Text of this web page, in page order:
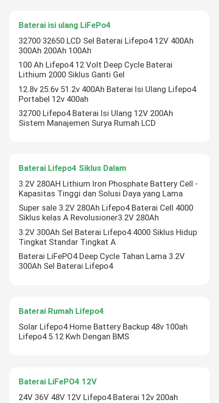
Baterai RV Lifepo4
Baterai isi ulang LiFePo4
Baterai Lifepo4 Siklus Dalam
Baterai isi ulang LiFePo4
32700 32650 LCD Sel Baterai Lifepo4 12V 400Ah
300Ah 200Ah 100Ah
100 Ah Lifepo4 12 Volt Deep Cycle Baterai
Lithium 2000 Siklus Ganti Gel
12.8v 25.6v 51.2v 400Ah Baterai Isi Ulang Lifepo4
Portabel 12v 400ah
32700 Lifepo4 Baterai Isi Ulang 12V 200Ah
Sistem Manajemen Surya Rumah LCD
Baterai Lifepo4 Siklus Dalam
3.2V 280AH Lithium Iron Phosphate Battery Cell -
Kapasitas Tinggi dan Solusi Daya yang Lama
Super sale 3.2V 280Ah Lifepo4 Baterai Cell 4000
Siklus kelas A Revolusioner3.2V 280Ah
3.2V 300Ah Sel Baterai Lifepo4 4000 Siklus Hidup
Tingkat Standar Tingkat A
Baterai LiFePO4 Deep Cycle Tahan Lama 3.2V
300Ah Sel Baterai Lifepo4
Baterai Rumah Lifepo4
Solar Lifepo4 Home Battery Backup 48v 100ah
Lifepo4 5.12 Kwh Dengan BMS
Baterai LiFePO4 12V
24V 36V 48V 12V Lifepo4 Baterai 12v 200ah